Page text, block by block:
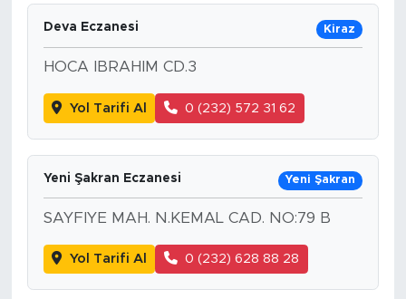
Deva Eczanesi Kiraz
HOCA IBRAHIM CD.3
Yol Tarifi Al 0 (232) 572 31 62
Yeni Şakran Eczanesi Yeni Şakran
SAYFIYE MAH. N.KEMAL CAD. NO:79 B
Yol Tarifi Al 0 (232) 628 88 28